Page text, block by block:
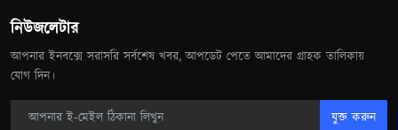
নিউজলেটার
আপনার ইনবক্সে সরাসরি সর্বশেষ খবর, আপডেট পেতে আমাদের গ্রাহক তালিকায়
যোগ দিন।
যুক্ত করুন